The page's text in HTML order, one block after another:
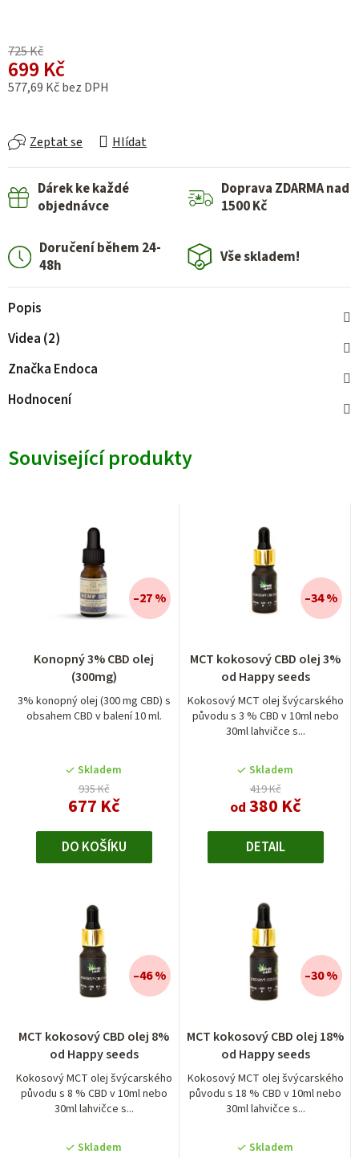
725 Kč
699 Kč
577,69 Kč bez DPH
Zeptat se Hlídat
Dárek ke každé
objednávce
Doprava ZDARMA nad
1500 Kč
Doručení během 24-
48h
Vše skladem!
Popis
Videa (2)
Značka Endoca
Hodnocení
Související produkty
Konopný 3% CBD olej
(300mg)
3% konopný olej (300 mg CBD) s
obsahem CBD v balení 10 ml.
Skladem
935 Kč
677 Kč
–27 %
DO KOŠÍKU
MCT kokosový CBD olej 3%
od Happy seeds
Kokosový MCT olej švýcarského
původu s 3 % CBD v 10ml nebo
30ml lahvičce s...
Skladem
419 Kč
od 380 Kč
–34 %
DETAIL
MCT kokosový CBD olej 8%
od Happy seeds
Kokosový MCT olej švýcarského
původu s 8 % CBD v 10ml nebo
30ml lahvičce s...
Skladem
–46 %
MCT kokosový CBD olej 18%
od Happy seeds
Kokosový MCT olej švýcarského
původu s 18 % CBD v 10ml nebo
30ml lahvičce s...
Skladem
–30 %